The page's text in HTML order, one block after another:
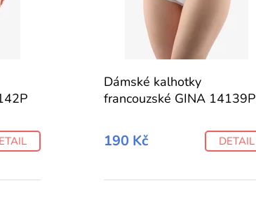
Dámské kalhotky
francouzské GINA 14139P
190 Kč DETAIL